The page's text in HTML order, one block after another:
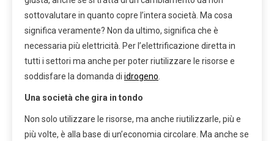
sottovalutare in quanto copre l’intera società. Ma cosa
significa veramente? Non da ultimo, significa che è
necessaria più elettricità. Per l’elettrificazione diretta in
tutti i settori ma anche per poter riutilizzare le risorse e
soddisfare la domanda di idrogeno
Una società che gira in tondo
Non solo utilizzare le risorse, ma anche riutilizzarle, più e
più volte, è alla base di un’economia circolare. Ma anche se